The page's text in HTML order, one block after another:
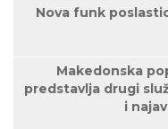
Nova funk
Makedonska
predstavlja drugi
i